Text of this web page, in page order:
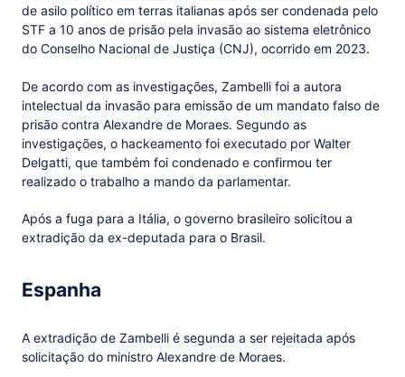
de asilo político em terras italianas após ser condenada pelo
STF a 10 anos de prisão pela invasão ao sistema eletrônico
do Conselho Nacional de Justiça (CNJ), ocorrido em 2023.
De acordo com as investigações, Zambelli foi a autora
intelectual da invasão para emissão de um mandato falso de
prisão contra Alexandre de Moraes. Segundo as
investigações, o hackeamento foi executado por Walter
Delgatti, que também foi condenado e confirmou ter
realizado o trabalho a mando da parlamentar.
Após a fuga para a Itália, o governo brasileiro solicitou a
extradição da ex-deputada para o Brasil.
Espanha
A extradição de Zambelli é segunda a ser rejeitada após
solicitação do ministro Alexandre de Moraes.